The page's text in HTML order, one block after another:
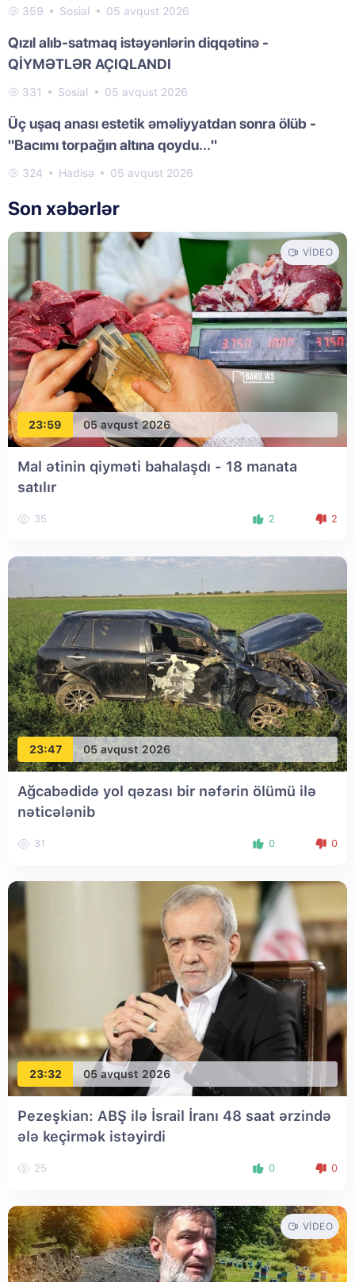
359 Sosial 05 avqust 2026
Qızıl alıb-satmaq istəyənlərin diqqətinə -
QİYMƏTLƏR AÇIQLANDI
331 Sosial 05 avqust 2026
Üç uşaq anası estetik əməliyyatdan sonra ölüb -
"Bacımı torpağın altına qoydu..."
324 Hadisə 05 avqust 2026
Son xəbərlər
23:59 05 avqust 2026
VIDEO
Mal ətinin qiyməti bahalaşdı - 18 manata
satılır
35 2 2
23:47 05 avqust 2026
Ağcabədidə yol qəzası bir nəfərin ölümü ilə
nəticələnib
31 0 0
23:32 05 avqust 2026
Pezeşkian: ABŞ ilə İsrail İranı 48 saat ərzində
ələ keçirmək istəyirdi
25 0 0
VIDEO